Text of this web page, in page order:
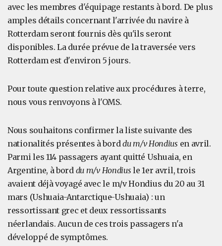
avec les membres d'équipage restants à bord. De plus
amples détails concernant l'arrivée du navire à
Rotterdam seront fournis dès qu'ils seront
disponibles. La durée prévue de la traversée vers
Rotterdam est d'environ 5 jours.
Pour toute question relative aux procédures à terre,
nous vous renvoyons à l'OMS.
Nous souhaitons confirmer la liste suivante des
nationalités présentes à borddu m/v Hondius en avril.
Parmi les 114 passagers ayant quitté Ushuaia, en
Argentine, à bord du m/v Hondius le 1er avril, trois
avaient déjà voyagé avec le m/v Hondius du 20 au 31
mars (Ushuaia-Antarctique-Ushuaia) : un
ressortissant grec et deux ressortissants
néerlandais. Aucun de ces trois passagers n'a
développé de symptômes.